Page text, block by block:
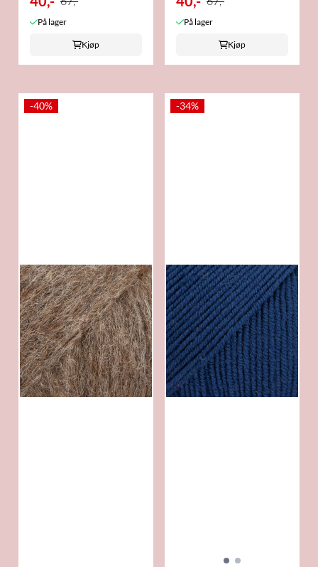
På lager
Kjøp
På lager
Kjøp
-40% -34%